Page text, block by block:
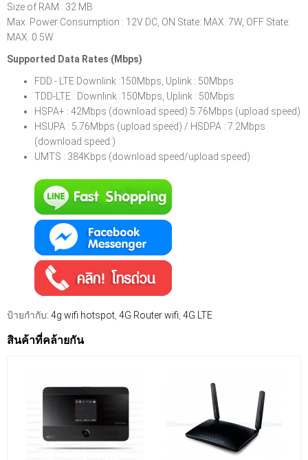
Size of RAM : 32 MB
Max. Power Consumption : 12V DC, ON State: MAX. 7W, OFF State:
MAX. 0.5W
Supported Data Rates (Mbps)
FDD - LTE Downlink :150Mbps, Uplink : 50Mbps
TDD-LTE : Downlink :150Mbps, Uplink : 50Mbps
HSPA+ : 42Mbps (download speed) 5.76Mbps (upload speed)
HSUPA : 5.76Mbps (upload speed) / HSDPA : 7.2Mbps
(download speed:)
UMTS : 384Kbps (download speed/upload speed)
ป้ายกำกับ: 4g wifi hotspot 4G Router wifi 4G LTE
สินค้าที่คล้ายกัน